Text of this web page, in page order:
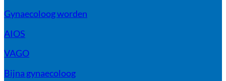
Gynaecoloog worden
AIOS
VAGO
Bijna gynaecoloog